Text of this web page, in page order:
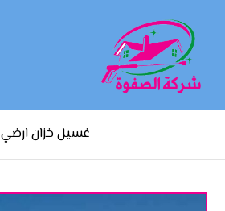
غسيل خزان ارضي